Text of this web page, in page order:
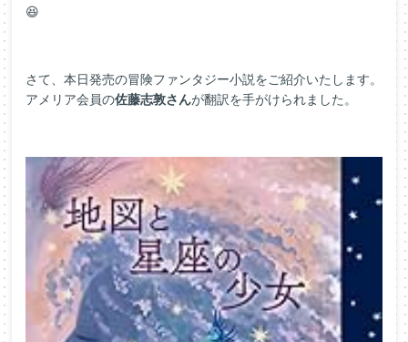
😆
さて、本日発売の冒険ファンタジー小説をご紹介いたします。
アメリア会員の佐藤志敦さんが翻訳を手がけられました。